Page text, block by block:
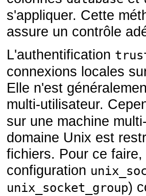
s'appliquer. Cette
assure un contrôle
L'authentification
connexions locales
Elle n'est
multi-utilisateur.
sur une machine
domaine Unix est
fichiers. Pour ce
configuration
unix_socket_group)